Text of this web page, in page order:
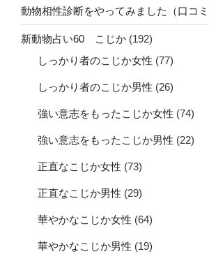
動物相性診断をやってみました（口コミ
新動物占い60 こじか (192)
しっかり者のこじか女性 (77)
しっかり者のこじか男性 (26)
強い意志をもったこじか女性 (74)
強い意志をもったこじか男性 (22)
正直なこじか女性 (73)
正直なこじか男性 (29)
華やかなこじか女性 (64)
華やかなこじか男性 (19)